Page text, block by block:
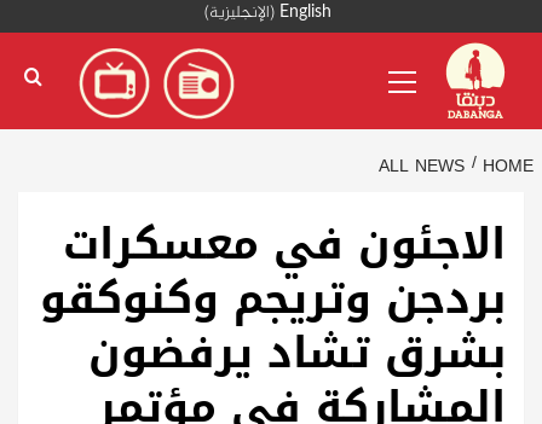
content
English
(الإنجليزية)
Menu
HOME
ALL NEWS
الاجئون في معسكرات
بردجن وتريجم وكنوكقو
بشرق تشاد يرفضون
المشاركة في مؤتمر